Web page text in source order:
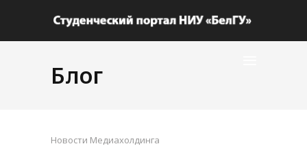
Блог
Новости Медиахолдинга